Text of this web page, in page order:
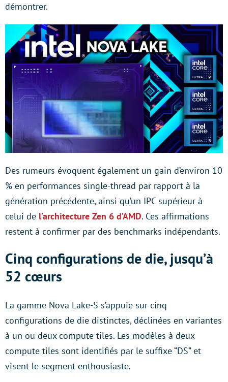
démontrer.
Des rumeurs évoquent également un gain d’environ 10
% en performances single-thread par rapport à la
génération précédente, ainsi qu’un IPC supérieur à
celui de l’architecture Zen 6 d’AMD. Ces affirmations
restent à confirmer par des benchmarks indépendants.
Cinq configurations de die, jusqu’à
52 cœurs
La gamme Nova Lake-S s’appuie sur cinq
configurations de die distinctes, déclinées en variantes
à un ou deux compute tiles. Les modèles à deux
compute tiles sont identifiés par le suffixe “DS” et
visent le segment enthousiaste.